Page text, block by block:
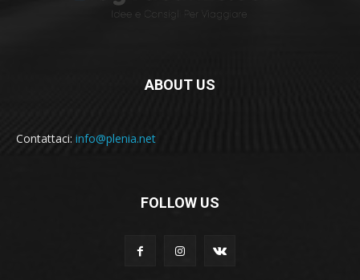
ABOUT US
Contattaci: info@plenia.net
FOLLOW US